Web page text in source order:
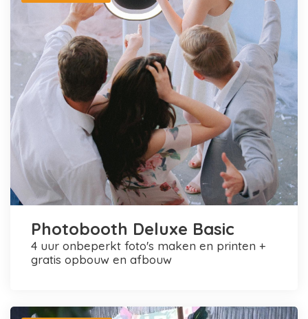
Photobooth Deluxe Basic
4 uur onbeperkt foto's maken en printen +
gratis opbouw en afbouw